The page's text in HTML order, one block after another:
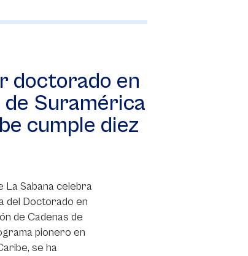
doctorado en
Suramérica
cumple diez
La Sabana celebra
del Doctorado en
de Cadenas de
pionero en
se ha